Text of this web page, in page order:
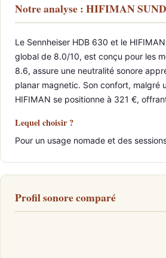
Notre analyse : HIFIMAN
Le Sennheiser HDB 630 et le
global de 8.0/10, est conçu pour les
8.6, assure une neutralité sonore
planar magnetic. Son confort, malgré
HIFIMAN se positionne à 321 €,
Lequel choisir ?
Pour un usage nomade et des
Profil sonore comparé